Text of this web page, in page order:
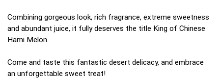
Combining gorgeous look, rich fragrance, extreme sweetness
and abundant juice, it fully deserves the title King of Chinese
Hami Melon.
Come and taste this fantastic desert delicacy, and embrace
an unforgettable sweet treat!